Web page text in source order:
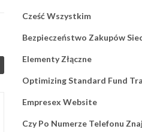
28
Cześć Wszystkim
Bezpieczeństwo Zakupów
Elementy Złączne
Optimizing Standard Fund
Empresex Website
Czy Po Numerze Telefonu